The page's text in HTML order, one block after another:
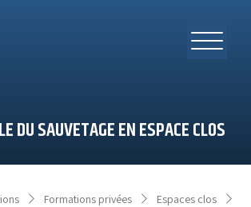
DU SAUVETAGE EN ESPACE CLOS
Formations privées
Espaces clos